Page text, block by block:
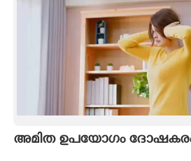
അമിത ഉപയോഗം